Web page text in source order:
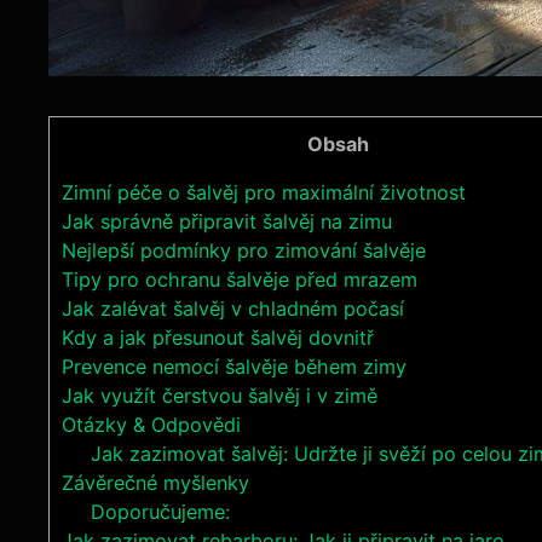
Obsah
Zimní péče o šalvěj pro maximální životnost
Jak správně připravit šalvěj na zimu
Nejlepší podmínky pro zimování šalvěje
Tipy pro ochranu šalvěje před mrazem
Jak zalévat šalvěj v chladném počasí
Kdy a jak přesunout šalvěj dovnitř
Prevence nemocí šalvěje během zimy
Jak využít čerstvou šalvěj i v zimě
Otázky & Odpovědi
Jak zazimovat šalvěj: Udržte ji svěží po celou
Závěrečné myšlenky
Doporučujeme: